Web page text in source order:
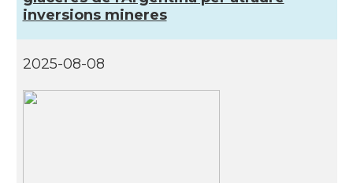
inversions mineres
2025-08-08